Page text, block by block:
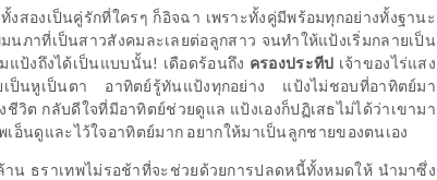
ทั้งสองเป็นคู่รักที่ใครๆ ก็อิจฉา เพราะทั้งคู่มีพร้อมทุกอย่างทั้งฐานะ
ภาที่เป็นสาวสังคมละเลยต่อลูกสาว จนทำให้แป้งเริ่มกลายเป็น
แป้งถึงได้เป็นแบบนั้น! เดือดร้อนถึง ครองประทีป เจ้าของไร่แสง
เป็นหูเป็นตา อาทิตย์รู้ทันแป้งทุกอย่าง แป้งไม่ชอบที่อาทิตย์มา
ต กลับดีใจที่มีอาทิตย์ช่วยดูแล แป้งเองก็ปฏิเสธไม่ได้ว่าเขามา
อ็นดูและไว้ใจอาทิตย์มาก อยากให้มาเป็นลูกชายของตนเอง
น ธราเทพไม่รอช้าที่จะช่วยด้วยการปลดหนี้ทั้งหมดให้ นำมาซึ่ง